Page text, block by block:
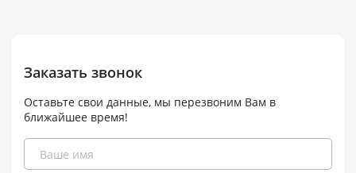
Заказать звонок
Оставьте свои данные, мы перезвоним Вам в
ближайшее время!